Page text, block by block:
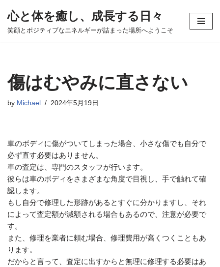
コ
ツ
へ
キ
心と体を癒し、成長する日々
笑顔とポジティブなエネルギーが詰まった場所へようこそ
傷はむやみに直さない
by Michael 2024年5月19日
車のボディに傷がついてしまった場合、小さな傷でも自分で
必ず直す必要はありません。
車の査定は、専門のスタッフが行います。
彼らは車のボディをさまざまな角度で目視し、手で触れて確
認します。
もし自分で修理した形跡があるとすぐに分かりますし、それ
によって査定額が減額される場合もあるので、注意が必要で
す。
また、修理を業者に頼む場合、修理費用が高くつくこともあ
ります。
だからと言って、査定に出すからと無理に修理する必要はあ